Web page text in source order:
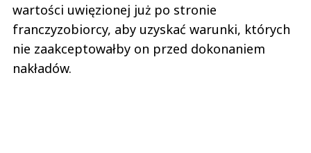
wartości uwięzionej już po stronie
franczyzobiorcy, aby uzyskać warunki, których
nie zaakceptowałby on przed dokonaniem
nakładów.